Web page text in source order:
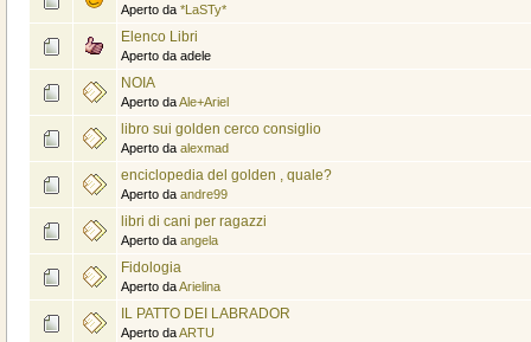
Aperto da *LaSTy*
Elenco Libri
Aperto da adele
NOIA
Aperto daAle+Ariel
libro sui golden cerco consiglio
Aperto da alexmad
enciclopedia del golden , quale?
Aperto da andre99
libri di cani per ragazzi
Aperto da angela
Fidologia
Aperto daArielina
IL PATTO DEI LABRADOR
Aperto daARTU